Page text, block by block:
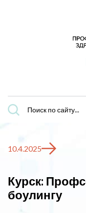
Поиск
по
10.4.2025
Курск:
боулингу